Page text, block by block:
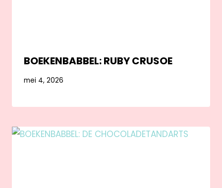
BOEKENBABBEL: RUBY CRUSOE
mei 4, 2026